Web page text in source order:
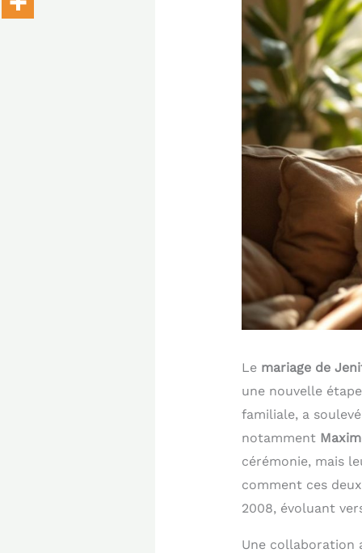
Le mariage de
une nouvelle
familiale, a
notamment
cérémonie, mais
comment ces
2008, évoluant
Une collaboration